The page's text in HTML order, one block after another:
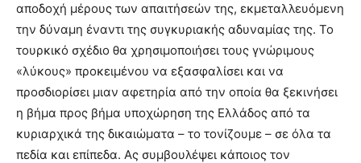
αποδοχή μέρους των απαιτήσεών της, εκμεταλλευόμενη
την δύναμη έναντι της συγκυριακής αδυναμίας της. Το
τουρκικό σχέδιο θα χρησιμοποιήσει τους γνώριμους
«λύκους» προκειμένου να εξασφαλίσει και να
προσδιορίσει μιαν αφετηρία από την οποία θα ξεκινήσει
η βήμα προς βήμα υποχώρηση της Ελλάδος από τα
κυριαρχικά της δικαιώματα – το τονίζουμε – σε όλα τα
πεδία και επίπεδα. Ας συμβουλέψει κάποιος τον